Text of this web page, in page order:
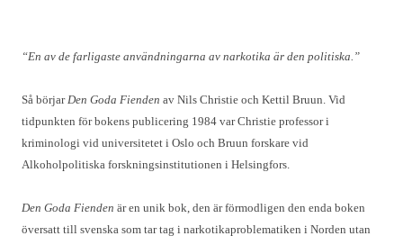
“En av de farligaste användningarna av narkotika är den politiska.”
Så börjarDen Goda Fienden av Nils Christie och Kettil Bruun. Vid
tidpunkten för bokens publicering 1984 var Christie professor i
kriminologi vid universitetet i Oslo och Bruun forskare vid
Alkoholpolitiska forskningsinstitutionen i Helsingfors.
Den Goda Fienden är en unik bok, den är förmodligen den enda boken
översatt till svenska som tar tag i narkotikaproblematiken i Norden utan